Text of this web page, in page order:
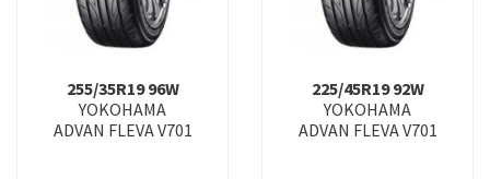
255/35R19 96W
YOKOHAMA
ADVAN FLEVA V701
225/45R19 92W
YOKOHAMA
ADVAN FLEVA V701